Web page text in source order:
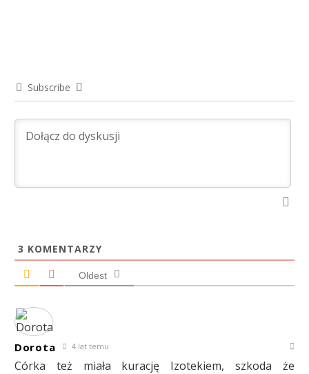
Subscribe
3 KOMENTARZY
Oldest
Dorota 4 lat temu
Córka też miała kurację Izotekiem, szkoda że